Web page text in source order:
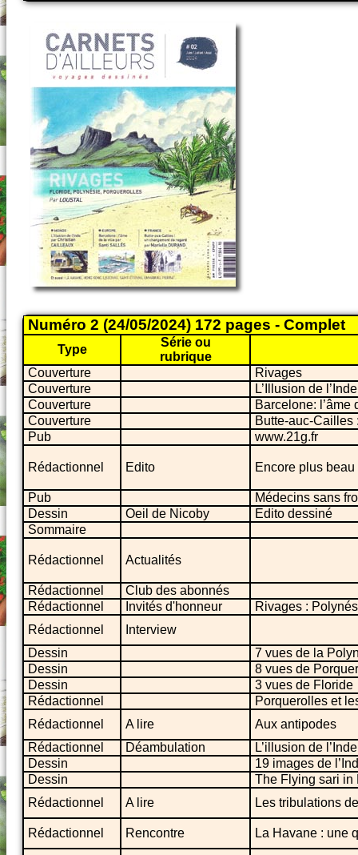
Numéro 2 (24/05/2024) 172 pages - Complet
Type
Série ou
rubrique
Couverture
Rivages
Couverture
L’Illusion de l’Inde
Couverture
Barcelone: l’âme
Couverture
Butte-auc-Cailles
Pub
www.21g.fr
Rédactionnel Edito Encore plus beau
Pub
Médecins sans
Dessin
Oeil de Nicoby
Edito dessiné
Sommaire
Rédactionnel Actualités
Rédactionnel
Club des abonnés
Rédactionnel
Invités d'honneur
Rivages :
Rédactionnel
Interview
Dessin
7 vues de la
Dessin
8 vues de
Dessin
3 vues de Floride
Rédactionnel
Porquerolles et
Rédactionnel
A lire
Aux antipodes
Rédactionnel
Déambulation
L’illusion de l’Inde
Dessin
19 images de
Dessin
The Flying sari in
Rédactionnel
A lire Les tribulations
Rédactionnel Rencontre La Havane : une